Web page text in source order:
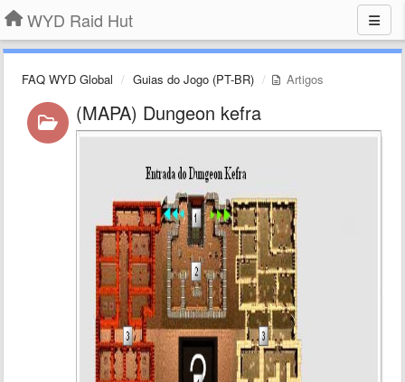
WYD Raid Hut
FAQ WYD Global Guias do Jogo (PT-BR) Artigos
(MAPA) Dungeon kefra